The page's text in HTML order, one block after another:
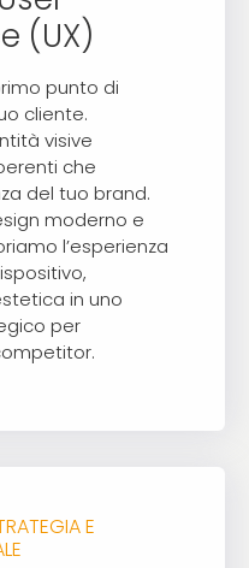
(UX)
punto di
cliente.
visive
che
del tuo brand.
moderno e
l’esperienza
in uno
per
E